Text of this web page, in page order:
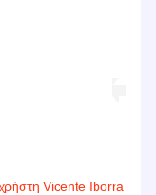
Vicente Iborra